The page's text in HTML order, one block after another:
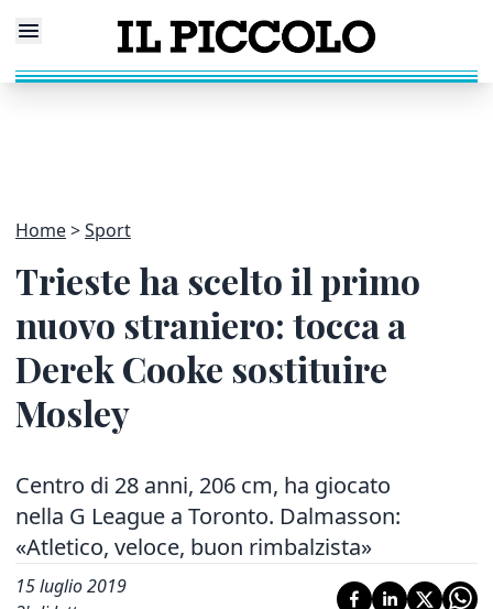
Home Sport
Trieste ha scelto il primo
nuovo straniero: tocca a
Derek Cooke sostituire
Mosley
Centro di 28 anni, 206 cm, ha giocato
nella G League a Toronto. Dalmasson:
«Atletico, veloce, buon rimbalzista»
15 luglio 2019